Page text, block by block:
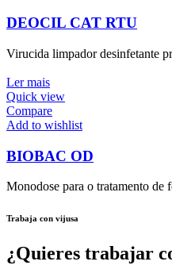
DEOCIL CAT RTU
Virucida limpador desinfetante
Ler mais
Quick view
Compare
Add to wishlist
BIOBAC OD
Monodose para o tratamento de
Trabaja con vijusa
¿Quieres trabajar